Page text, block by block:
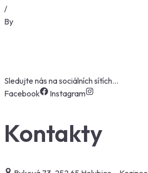
/
By
Sledujte nás na sociálních sítích…
Facebook
Instagram
Kontakty